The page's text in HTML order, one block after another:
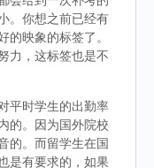
。你想之前已经有
的映象的标签了。
力，这标签也是不
平时学生的出勤率
的。因为国外院校
的。而留学生在国
是有要求的，如果